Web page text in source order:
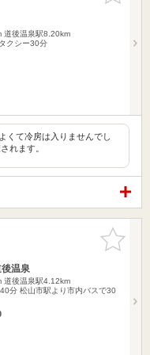
道後温泉駅8.20km
クシー30分
くて冷房は入りませんでし
れます。
お気に入
りに追加
温泉
道後温泉駅4.12km
分 松山市駅より市内バスで30